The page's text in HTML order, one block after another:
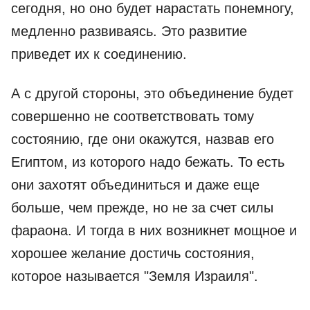
сегодня, но оно будет нарастать понемногу,
медленно развиваясь. Это развитие
приведет их к соединению.
А с другой стороны, это объединение будет
совершенно не соответствовать тому
состоянию, где они окажутся, назвав его
Египтом, из которого надо бежать. То есть
они захотят объединиться и даже еще
больше, чем прежде, но не за счет силы
фараона. И тогда в них возникнет мощное и
хорошее желание достичь состояния,
которое называется "Земля Израиля".